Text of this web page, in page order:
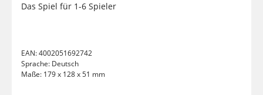
Das Spiel für 1-6 Spieler
EAN:4002051692742
Sprache: Deutsch
Maße: 179 x 128 x 51 mm